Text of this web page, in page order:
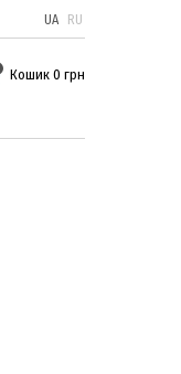
UA RU
Кошик 0 грн